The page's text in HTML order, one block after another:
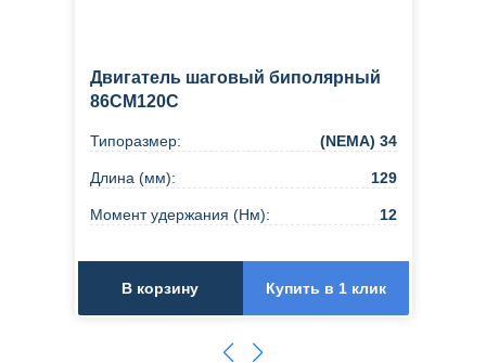
Двигатель шаговый биполярный
86CM120C
Типоразмер: (NEMA) 34
Длина (мм): 129
Момент удержания (Нм): 12
В корзину Купить в 1 клик